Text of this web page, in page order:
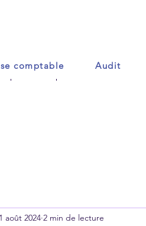
Contact Plus
comptable Audit
1 août 2024 2 min de lecture